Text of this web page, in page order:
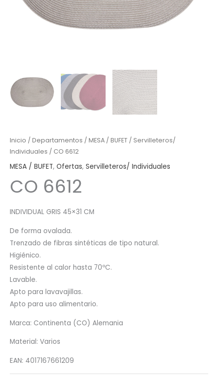
Inicio / Departamentos / MESA / BUFET / Servilleteros/
Individuales / CO 6612
MESA / BUFET, Ofertas, Servilleteros/ Individuales
CO 6612
INDIVIDUAL GRIS 45×31 CM
De forma ovalada.
Trenzado de fibras sintéticas de tipo natural.
Higiénico.
Resistente al calor hasta 70ºC.
Lavable.
Apto para lavavajillas.
Apto para uso alimentario.
Marca: Continenta (CO) Alemania
Material: Varios
EAN: 4017167661209